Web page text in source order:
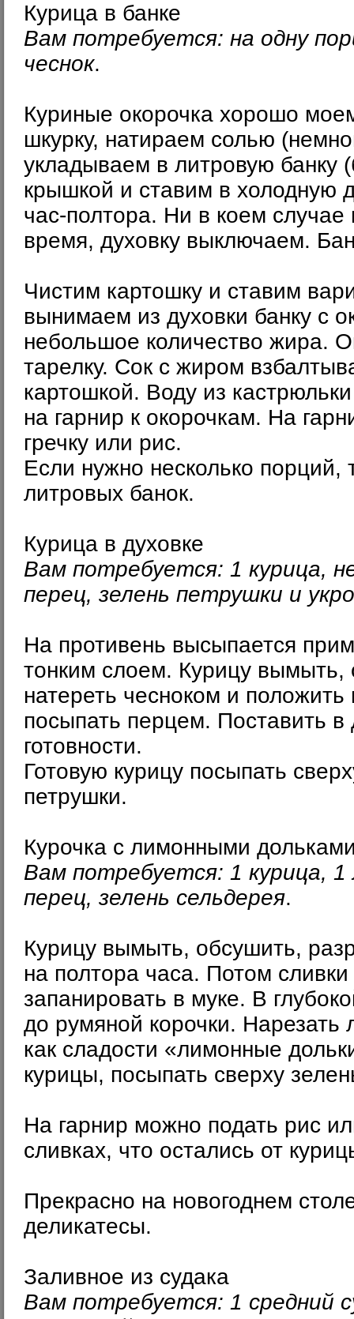
Курица в банке
Вам потребуется: на одну
чеснок.
Куриные окорочка хорошо
шкурку, натираем солью
укладываем в литровую банку
крышкой и ставим в холодную
час-полтора. Ни в коем
время, духовку выключаем.
Чистим картошку и ставим
вынимаем из духовки банку с
небольшое количество жира.
тарелку. Сок с жиром
картошкой. Воду из
на гарнир к окорочкам. На
гречку или рис.
Если нужно несколько порций,
литровых банок.
Курица в духовке
Вам потребуется: 1 курица,
перец, зелень петрушки и
На противень высыпается
тонким слоем. Курицу вымыть,
натереть чесноком и
посыпать перцем. Поставить в
готовности.
Готовую курицу посыпать
петрушки.
Курочка с лимонными
Вам потребуется: 1 курица, 1
перец, зелень сельдерея.
Курицу вымыть, обсушить,
на полтора часа. Потом
запанировать в муке. В
до румяной корочки.
как сладости «лимонные
курицы, посыпать сверху
На гарнир можно подать рис
сливках, что остались от
Прекрасно на новогоднем
деликатесы.
Заливное из судака
Вам потребуется: 1 средний